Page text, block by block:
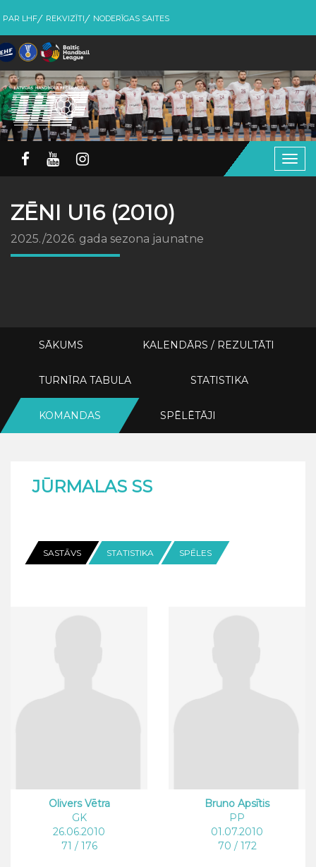
PAR LHF REKVIZĪTI NODERĪGAS SAITES
ZĒNI U16 (2010)
2025./2026. gada sezona jaunatne
SĀKUMS KALENDĀRS / REZULTĀTI
TURNĪRA TABULA STATISTIKA
KOMANDAS SPĒLĒTĀJI
JŪRMALAS SS
SASTĀVS STATISTIKA SPĒLES
Olivers Vētra
GK
26.06.2010
71 / 176
Bruno Apsītis
PP
01.07.2010
70 / 172